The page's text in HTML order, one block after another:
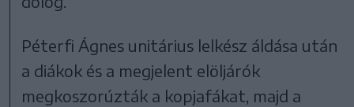
Péterfi Ágnes unitárius lelkész áldása után
a diákok és a megjelent elöljárók
megkoszorúzták a kopjafákat, majd a